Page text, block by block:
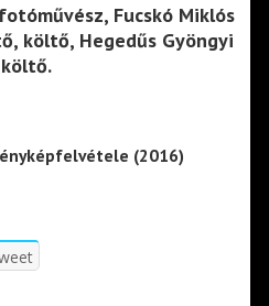
Fucskó Miklós
költő, Hegedűs Gyöngyi
költő.
(2016)